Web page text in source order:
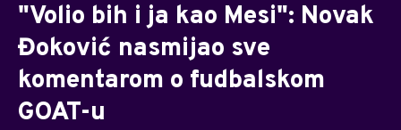
"Volio bih i ja kao Mesi": Novak
Đoković nasmijao sve
komentarom o fudbalskom
GOAT-u